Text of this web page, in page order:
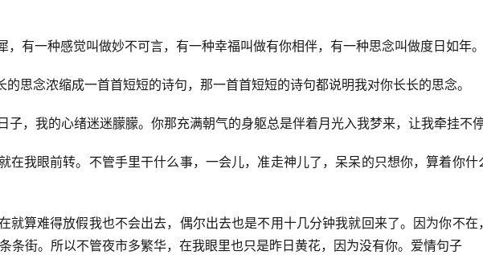
，有一种感觉叫做妙不可言，有一种幸福叫做有你相伴，有一种思念叫做度日如年。
思念浓缩成一首首短短的诗句，那一首首短短的诗句都说明我对你长长的思念。
子，我的心绪迷迷朦朦。你那充满朝气的身躯总是伴着月光入我梦来，让我牵挂不停
在我眼前转。不管手里干什么事，一会儿，准走神儿了，呆呆的只想你，算着你什
就算难得放假我也不会出去，偶尔出去也是不用十几分钟我就回来了。因为你不在
条街。所以不管夜市多繁华，在我眼里也只是昨日黄花，因为没有你。爱情句子